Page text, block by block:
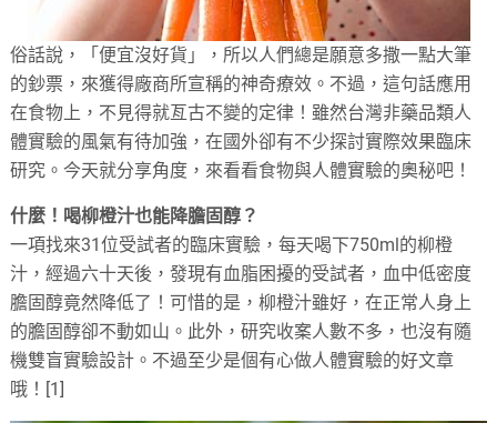
俗話說，「便宜沒好貨」，所以人們總是願意多撒一點大筆
的鈔票，來獲得廠商所宣稱的神奇療效。不過，這句話應用
在食物上，不見得就亙古不變的定律！雖然台灣非藥品類人
體實驗的風氣有待加強，在國外卻有不少探討實際效果臨床
研究。今天就分享角度，來看看食物與人體實驗的奧秘吧！
什麼！喝柳橙汁也能降膽固醇？
一項找來31位受試者的臨床實驗，每天喝下750ml的柳橙
汁，經過六十天後，發現有血脂困擾的受試者，血中低密度
膽固醇竟然降低了！可惜的是，柳橙汁雖好，在正常人身上
的膽固醇卻不動如山。此外，研究收案人數不多，也沒有隨
機雙盲實驗設計。不過至少是個有心做人體實驗的好文章
哦！[1]